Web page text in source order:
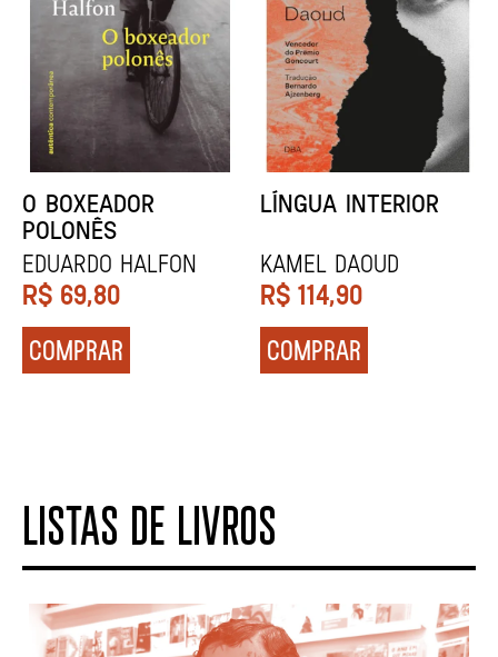
DENTES BRANCOS
Zadie Smith
R$ 129,90
COMPRAR
UCRÂNIA
Andrei Kurkov
R$ 139,90
COMPRAR
LISTAS DE LIVROS